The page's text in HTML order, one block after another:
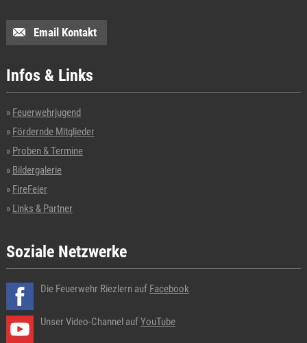
Email Kontakt
Infos & Links
Feuerwehrjugend
Fördernde Mitglieder
Proben & Termine
Bildergalerie
FireFeier
Links & Partner
Soziale Netzwerke
Die Feuerwehr Riezlern auf Facebook
Unser Video-Channel aufYouTube